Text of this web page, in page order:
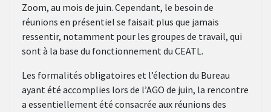
Zoom, au mois de juin. Cependant, le besoin de
réunions en présentiel se faisait plus que jamais
ressentir, notamment pour les groupes de travail, qui
sont à la base du fonctionnement du CEATL.
Les formalités obligatoires et l’élection du Bureau
ayant été accomplies lors de l’AGO de juin, la rencontre
a essentiellement été consacrée aux réunions des